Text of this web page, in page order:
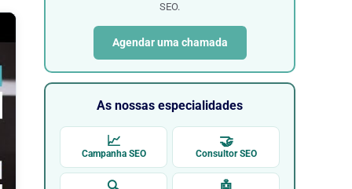
SEO.
Agendar uma chamada
As nossas especialidades
📈
Campanha SEO
🤝
Consultor SEO